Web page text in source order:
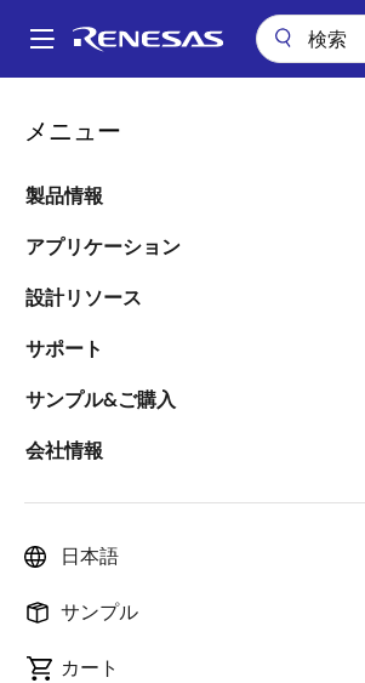
ン
Main
メニュー
製品情報
アプリケーション
設計リソース
サポート
サンプル&ご購入
会社情報
日本語
サンプル
カート
パ
ン
く
ず
了について
2012年3月1日
ルネサス エレクトロニクス株式会社
長：赤尾 泰）は2011年10月31日に公
会社村田製作所へのパワーアンプ事業
会社ルネサス東日本セミコンダクタ長
下、村田製作所）へ譲渡すること（以
31日付けにて譲渡契約を締結しており